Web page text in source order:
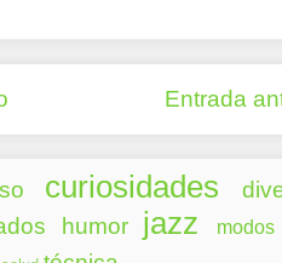
Entrada
curiosidades
humor jazz modos